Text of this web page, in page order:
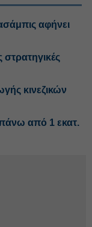
αφήνει
κινεζικών
από 1 εκατ.